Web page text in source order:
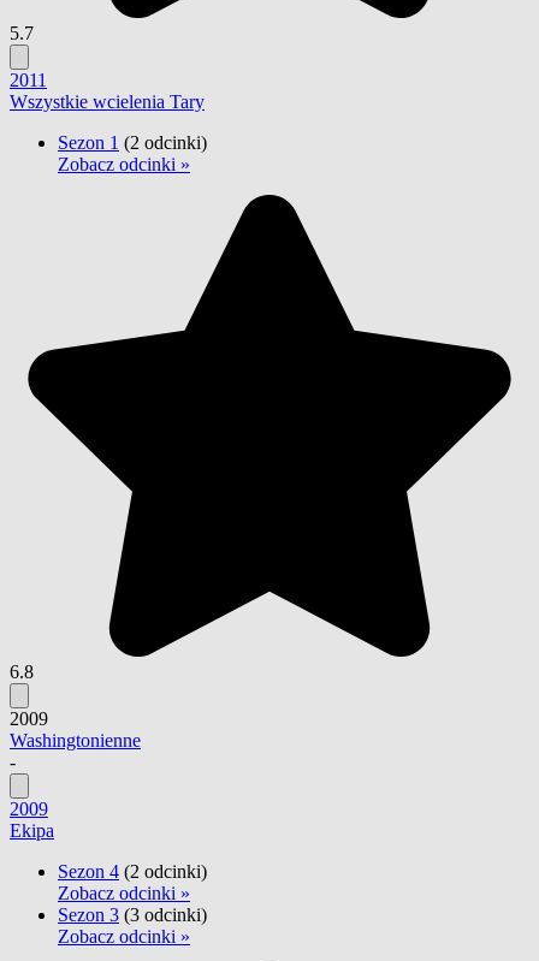
5.7
2011
Wszystkie wcielenia Tary
Sezon 1 (2 odcinki)
Zobacz odcinki »
6.8
2009
Washingtonienne
-
2009
Ekipa
Sezon 4 (2 odcinki)
Zobacz odcinki »
Sezon 3 (3 odcinki)
Zobacz odcinki »